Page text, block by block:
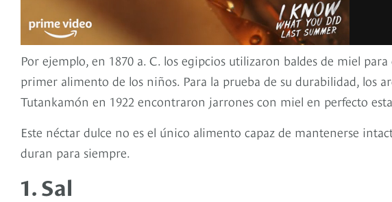
Por ejemplo, en 1870 a. C. los egipcios utilizaron baldes de miel
primer alimento de los niños. Para la prueba de su durabilidad, los
Tutankamón en 1922 encontraron jarrones con miel en perfecto
Este néctar dulce no es el único alimento capaz de mantenerse
duran para siempre.
1. Sal